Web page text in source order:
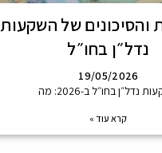
והסיכונים של השקעות
נדל״ן בחו״ל
19/05/2026
נדל״ן בחו״ל ב-2026: מה
קרא עוד »